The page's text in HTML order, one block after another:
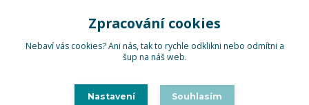
Zpracování cookies
Nebaví vás cookies? Ani nás, tak to rychle odklikni nebo odmítni a
šup na náš web.
Nastavení Souhlasím